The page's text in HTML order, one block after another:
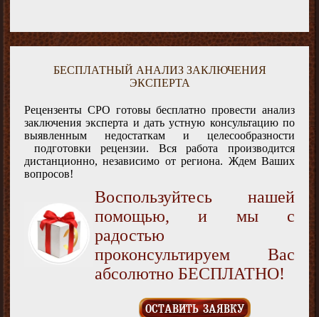
БЕСПЛАТНЫЙ АНАЛИЗ ЗАКЛЮЧЕНИЯ
ЭКСПЕРТА
Рецензенты СРО готовы бесплатно провести анализ
заключения эксперта и дать устную консультацию по
выявленным недостаткам и целесообразности
подготовки рецензии. Вся работа производится
дистанционно, независимо от региона. Ждем Ваших
вопросов!
Воспользуйтесь нашей
помощью, и мы с
радостью
проконсультируем Вас
абсолютно БЕСПЛАТНО!
ОСТАВИТЬ ЗАЯВКУ